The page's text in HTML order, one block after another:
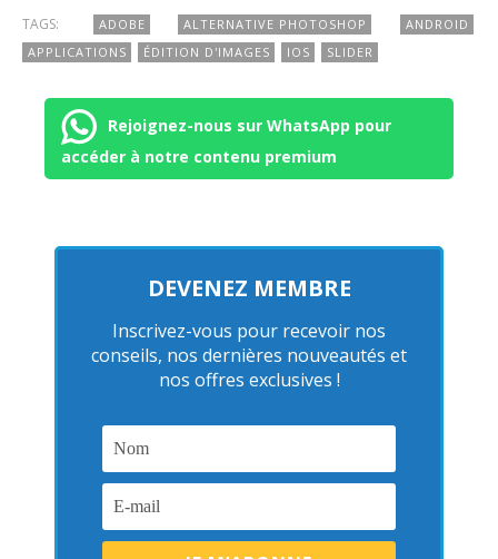
TAGS: ADOBE ALTERNATIVE PHOTOSHOP
ANDROID
APPLICATIONS
ÉDITION D'IMAGES IOS SLIDER
Rejoignez-nous sur WhatsApp pour
accéder à notre contenu premium
DEVENEZ MEMBRE
Inscrivez-vous pour recevoir nos
conseils, nos dernières nouveautés et
nos offres exclusives !